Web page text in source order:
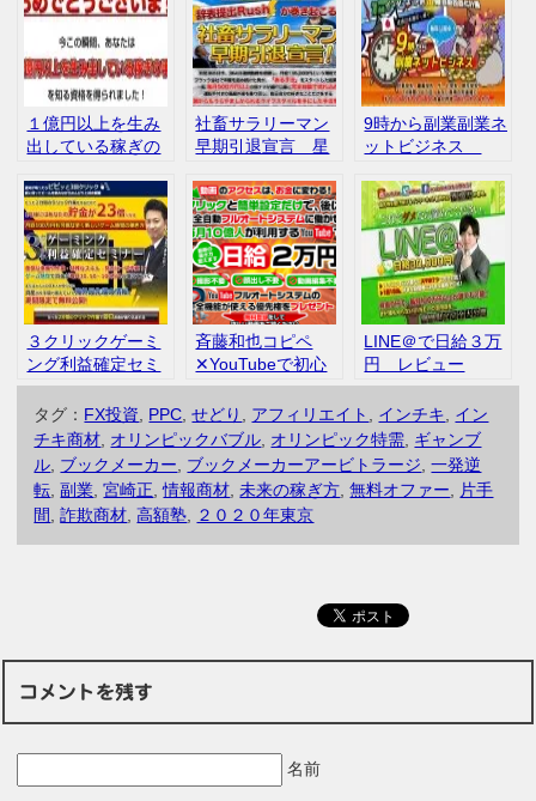
１億円以上を生み
出している稼ぎの
社畜サラリーマン
早期引退宣言 星
コミ
9時から副業副業ネ
ットビジネス
判 レビュー
３クリックゲーミ
ング利益確定セミ
ナー レビュー
斉藤和也コピペ
✕YouTubeで初心
者でも日給２万円
LINE＠で日給３万
円 レビュー
タグ： FX投資, PPC,せどり , アフィリエイト , インチキ, イン
チキ商材, オリンピックバブル, オリンピック特需, ギャンブ
ル, ブックメーカー, ブックメーカーアービトラージ,一発逆
転,副業,宮崎正,情報商材,未来の稼ぎ方,無料オファー, 片手
間,詐欺商材,高額塾, ２０２０年東京
コメントを残す
名前